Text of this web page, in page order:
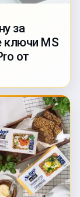
за
ключи MS
от